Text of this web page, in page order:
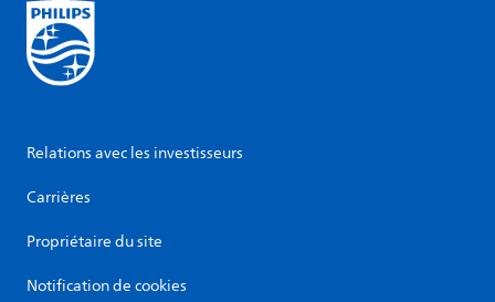
Relations avec les investisseurs
Carrières
Propriétaire du site
Notification de cookies